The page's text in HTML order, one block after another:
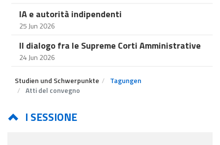
IA e autorità indipendenti
25 Jun 2026
Il dialogo fra le Supreme Corti Amministrative
24 Jun 2026
Studien und Schwerpunkte
Tagungen
Atti del convegno
I SESSIONE